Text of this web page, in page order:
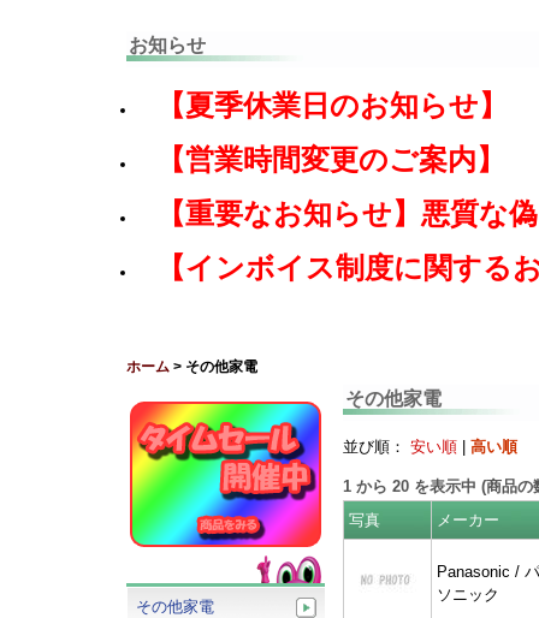
お知らせ
【夏季休業日のお知らせ】
【営業時間変更のご案内】
【重要なお知らせ】悪質な
【インボイス制度に関する
ホーム > その他家電
その他家電
並び順： 安い順 高い順
1 から 20 を表示中 (商品
写真
メーカー
Panasonic /
ソニック
その他家電